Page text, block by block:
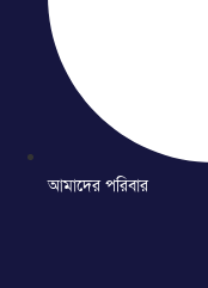
আমাদের পরিবার